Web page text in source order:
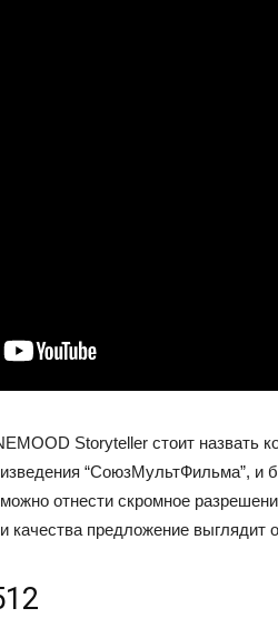
Storyteller стоит назвать
“СоюзМультФильма”, и
отнести скромное
качества предложение выглядит